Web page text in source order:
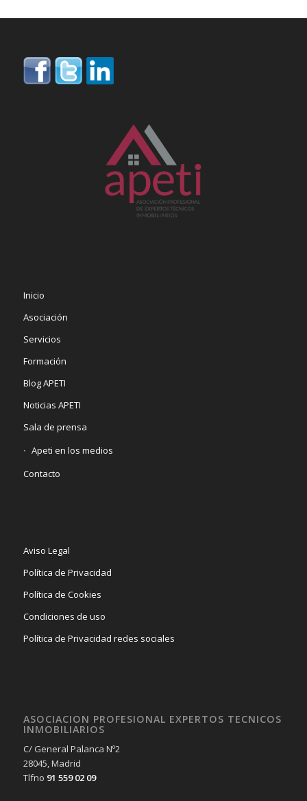
Inicio
Asociación
Servicios
Formación
Blog APETI
Noticias APETI
Sala de prensa
Apeti en los medios
Contacto
Aviso Legal
Política de Privacidad
Política de Cookies
Condiciones de uso
Política de Privacidad redes sociales
ASOCIACION PROFESIONAL EXPERTOS TECNICOS
INMOBILIARIOS
C/ General Palanca Nº2
28045, Madrid
Tlfno 91 559 02 09